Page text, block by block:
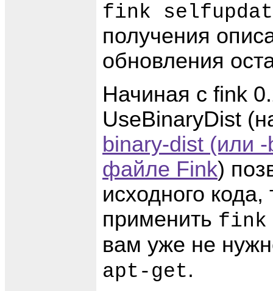
fink
получения
обновления
Начиная с fink
UseBinaryDist
binary-dist (или
файле Fink)
исходного
применить fink
вам уже не
apt-get.